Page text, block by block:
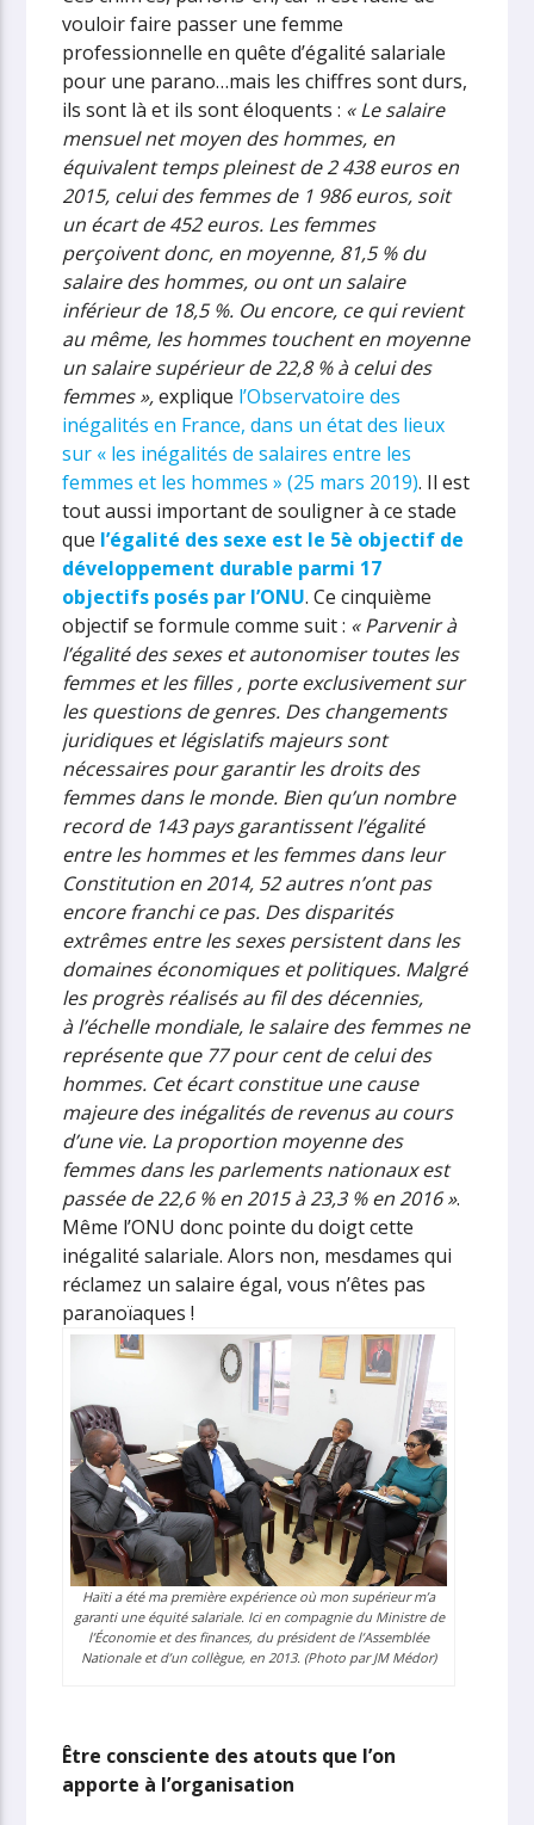
vouloir faire passer une femme
professionnelle en quête d’égalité salariale
pour une parano…mais les chiffres sont durs,
ils sont là et ils sont éloquents : « Le salaire
mensuel net moyen des hommes, en
équivalent temps pleinest de 2 438 euros en
2015, celui des femmes de 1 986 euros, soit
un écart de 452 euros. Les femmes
perçoivent donc, en moyenne, 81,5 % du
salaire des hommes, ou ont un salaire
inférieur de 18,5 %. Ou encore, ce qui revient
au même, les hommes touchent en moyenne
un salaire supérieur de 22,8 % à celui des
femmes »,explique l’Observatoire des
inégalités en France, dans un état des lieux
sur « les inégalités de salaires entre les
femmes et les hommes » (25 mars 2019). Il est
tout aussi important de souligner à ce stade
que l’égalité des sexe est le 5è objectif de
développement durable parmi 17
objectifs posés par l’ONU. Ce cinquième
objectif se formule comme suit : « Parvenir à
l’égalité des sexes et autonomiser toutes les
femmes et les filles , porte exclusivement sur
les questions de genres. Des changements
juridiques et législatifs majeurs sont
nécessaires pour garantir les droits des
femmes dans le monde. Bien qu’un nombre
record de 143 pays garantissent l’égalité
entre les hommes et les femmes dans leur
Constitution en 2014, 52 autres n’ont pas
encore franchi ce pas. Des disparités
extrêmes entre les sexes persistent dans les
domaines économiques et politiques. Malgré
les progrès réalisés au fil des décennies,
à l’échelle mondiale, le salaire des femmes ne
représente que 77 pour cent de celui des
hommes. Cet écart constitue une cause
majeure des inégalités de revenus au cours
d’une vie. La proportion moyenne des
femmes dans les parlements nationaux est
passée de 22,6 % en 2015 à 23,3 % en 2016 ».
Même l’ONU donc pointe du doigt cette
inégalité salariale. Alors non, mesdames qui
réclamez un salaire égal, vous n’êtes pas
paranoïaques !
Haïti a été ma première expérience où mon supérieur m’a
garanti une équité salariale. Ici en compagnie du Ministre de
l’Économie et des finances, du président de l’Assemblée
Nationale et d’un collègue, en 2013. (Photo par JM Médor)
Être consciente des atouts que l’on
apporte à l’organisation